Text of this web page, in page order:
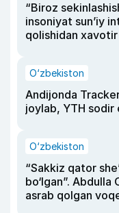
“Biroz
insoniyat sun’iy
qolishidan
O‘zbekiston
Andijonda
joylab, YTH sodir
O‘zbekiston
“Sakkiz qator
bo‘lgan”.
asrab qolgan